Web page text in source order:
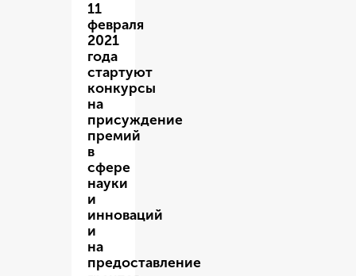
11
февраля
2021
года
стартуют
конкурсы
на
присуждение
премий
в
сфере
науки
и
инноваций
и
на
предоставление